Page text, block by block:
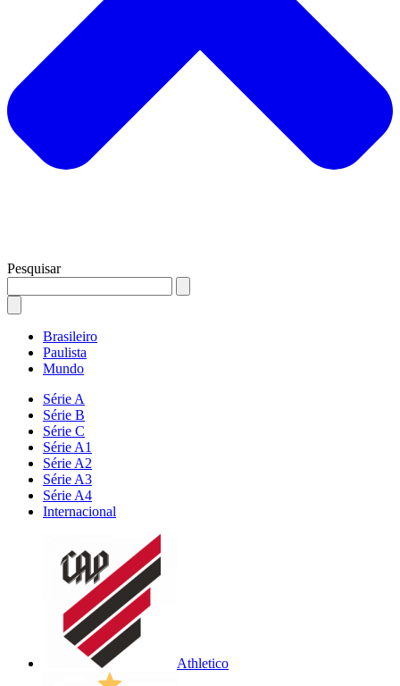
Pesquisar
Brasileiro
Paulista
Mundo
Série A
Série B
Série C
Série A1
Série A2
Série A3
Série A4
Internacional
Athletico